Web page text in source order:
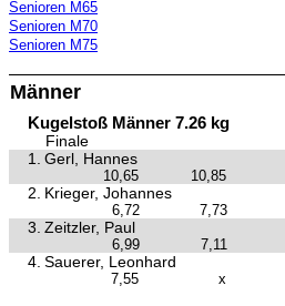
Senioren M65
Senioren M70
Senioren M75
Männer
Kugelstoß Männer 7.26 kg
Finale
1.
Gerl, Hannes
10,65 10,85
2. Krieger, Johannes
6,72 7,73
3. Zeitzler, Paul
6,99 7,11
4. Sauerer, Leonhard
7,55 x